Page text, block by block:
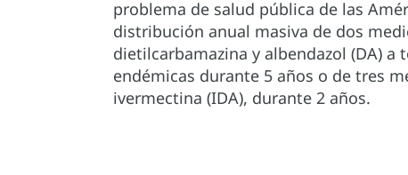
problema de salud pública de las
distribución anual masiva de dos
dietilcarbamazina y albendazol (DA) a
endémicas durante 5 años o de tres
ivermectina (IDA), durante 2 años.